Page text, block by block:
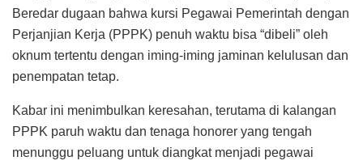
Beredar dugaan bahwa kursi Pegawai Pemerintah dengan
Perjanjian Kerja (PPPK) penuh waktu bisa “dibeli” oleh
oknum tertentu dengan iming-iming jaminan kelulusan dan
penempatan tetap.
Kabar ini menimbulkan keresahan, terutama di kalangan
PPPK paruh waktu dan tenaga honorer yang tengah
menunggu peluang untuk diangkat menjadi pegawai